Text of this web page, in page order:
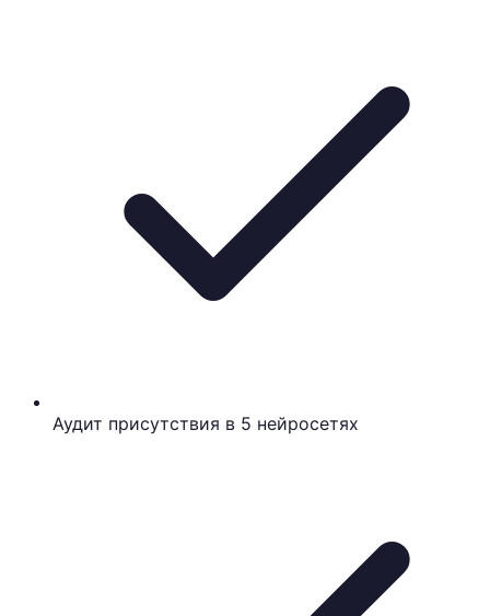
Аудит присутствия в 5 нейросетях